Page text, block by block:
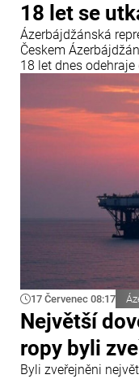
18 let se
Ázerbájdžánská
Českem
18 let dnes
Evropy FIBA. V
ázerbájdžánský
Utkání se odehraje
středoevropského
17 Červenec 08:17
Největší
ropy byli
Byli zveřejněni